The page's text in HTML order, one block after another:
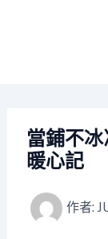
當鋪不
暖心記
作者: